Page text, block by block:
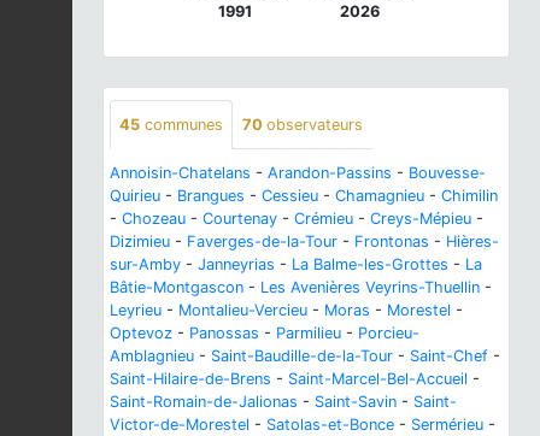
1991 2026
45 communes 70 observateurs
Annoisin-Chatelans - Arandon-Passins - Bouvesse-
Quirieu - Brangues - Cessieu - Chamagnieu - Chimilin
- Chozeau - Courtenay - Crémieu - Creys-Mépieu -
Dizimieu - Faverges-de-la-Tour - Frontonas - Hières-
sur-Amby - Janneyrias - La Balme-les-Grottes - La
Bâtie-Montgascon - Les Avenières Veyrins-Thuellin -
Leyrieu - Montalieu-Vercieu - Moras - Morestel -
Optevoz - Panossas - Parmilieu - Porcieu-
Amblagnieu - Saint-Baudille-de-la-Tour - Saint-Chef -
Saint-Hilaire-de-Brens - Saint-Marcel-Bel-Accueil -
Saint-Romain-de-Jalionas - Saint-Savin - Saint-
Victor-de-Morestel - Satolas-et-Bonce - Sermérieu -